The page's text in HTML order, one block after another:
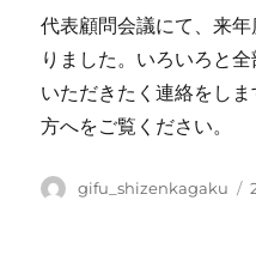
代表顧問会議にて、来
りました。いろいろと
いただきたく連絡をし
方へをご覧ください。
投
gifu_shizenkagaku